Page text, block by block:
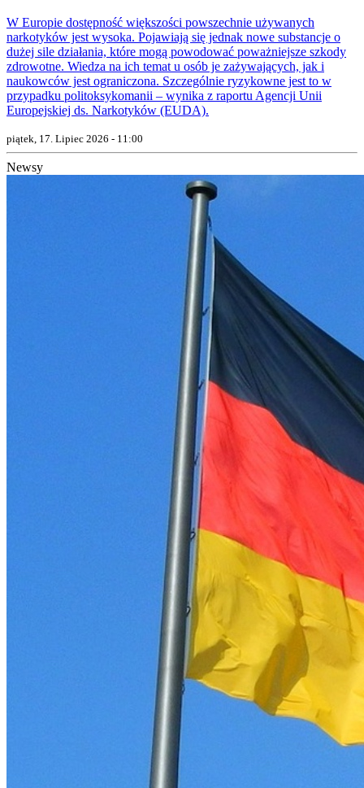
W Europie dostępność większości powszechnie używanych
narkotyków jest wysoka. Pojawiają się jednak nowe substancje o
dużej sile działania, które mogą powodować poważniejsze szkody
zdrowotne. Wiedza na ich temat u osób je zażywających, jak i
naukowców jest ograniczona. Szczególnie ryzykowne jest to w
przypadku politoksykomanii – wynika z raportu Agencji Unii
Europejskiej ds. Narkotyków (EUDA).
piątek, 17. Lipiec 2026 - 11:00
Newsy